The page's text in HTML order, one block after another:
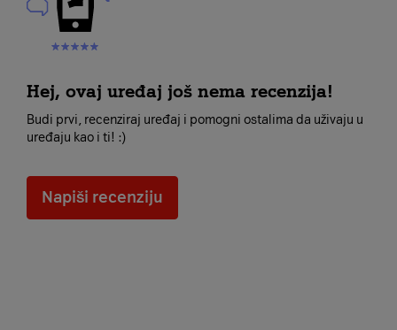
Hej, ovaj uređaj još nema recenzija!
Budi prvi, recenziraj uređaj i pomogni ostalima da uživaju u
uređaju kao i ti! :)
Napiši recenziju